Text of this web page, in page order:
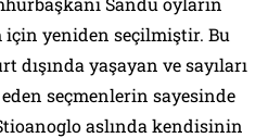
için yeniden seçilmiştir. Bu
dışında yaşayan ve sayıları
seçmenlerin sayesinde
aslında kendisinin